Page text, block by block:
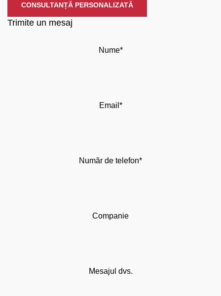
CONSULTANȚĂ PERSONALIZATĂ
Trimite un mesaj
Nume*
Email*
Număr de telefon*
Companie
Mesajul dvs.